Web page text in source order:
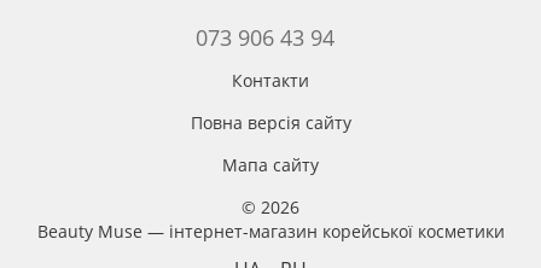
073 906 43 94
Контакти
Повна версія сайту
Мапа сайту
© 2026
Beauty Muse — інтернет-магазин корейської косметики